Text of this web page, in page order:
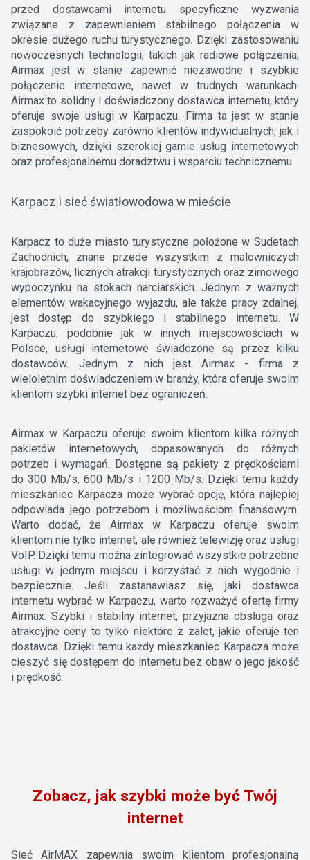
przed dostawcami internetu specyficzne wyzwania
związane z zapewnieniem stabilnego połączenia w
okresie dużego ruchu turystycznego. Dzięki zastosowaniu
nowoczesnych technologii, takich jak radiowe połączenia,
Airmax jest w stanie zapewnić niezawodne i szybkie
połączenie internetowe, nawet w trudnych warunkach.
Airmax to solidny i doświadczony dostawca internetu, który
oferuje swoje usługi w Karpaczu. Firma ta jest w stanie
zaspokoić potrzeby zarówno klientów indywidualnych, jak i
biznesowych, dzięki szerokiej gamie usług internetowych
oraz profesjonalnemu doradztwu i wsparciu technicznemu.
Karpacz i sieć światłowodowa w mieście
Karpacz to duże miasto turystyczne położone w Sudetach
Zachodnich, znane przede wszystkim z malowniczych
krajobrazów, licznych atrakcji turystycznych oraz zimowego
wypoczynku na stokach narciarskich. Jednym z ważnych
elementów wakacyjnego wyjazdu, ale także pracy zdalnej,
jest dostęp do szybkiego i stabilnego internetu. W
Karpaczu, podobnie jak w innych miejscowościach w
Polsce, usługi internetowe świadczone są przez kilku
dostawców. Jednym z nich jest Airmax - firma z
wieloletnim doświadczeniem w branży, która oferuje swoim
klientom szybki internet bez ograniczeń.
Airmax w Karpaczu oferuje swoim klientom kilka różnych
pakietów internetowych, dopasowanych do różnych
potrzeb i wymagań. Dostępne są pakiety z prędkościami
do 300 Mb/s, 600 Mb/s i 1200 Mb/s. Dzięki temu każdy
mieszkaniec Karpacza może wybrać opcję, która najlepiej
odpowiada jego potrzebom i możliwościom finansowym.
Warto dodać, że Airmax w Karpaczu oferuje swoim
klientom nie tylko internet, ale również telewizję oraz usługi
VoIP. Dzięki temu można zintegrować wszystkie potrzebne
usługi w jednym miejscu i korzystać z nich wygodnie i
bezpiecznie. Jeśli zastanawiasz się, jaki dostawca
internetu wybrać w Karpaczu, warto rozważyć ofertę firmy
Airmax. Szybki i stabilny internet, przyjazna obsługa oraz
atrakcyjne ceny to tylko niektóre z zalet, jakie oferuje ten
dostawca. Dzięki temu każdy mieszkaniec Karpacza może
cieszyć się dostępem do internetu bez obaw o jego jakość
i prędkość.
Zobacz, jak szybki może być Twój
internet
Sieć AirMAX zapewnia swoim klientom profesjonalną